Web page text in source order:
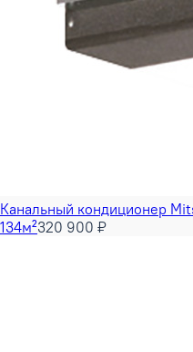
Канальный кондиционер
134м²320 900 ₽